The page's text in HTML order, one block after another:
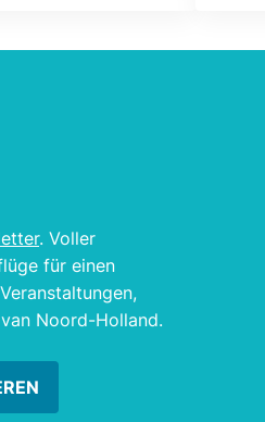
Restaurant, in
und gemütlich
können, einer
Wash, einem
Fussballfeld.
ist das
wahrer
Freunde und
. Voller
für einen
Noord-Holland.